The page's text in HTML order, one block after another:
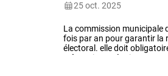
25 oct. 2025
La commission municipale
fois paran pourgarantir la
électoral. elledoit
même
si réunion